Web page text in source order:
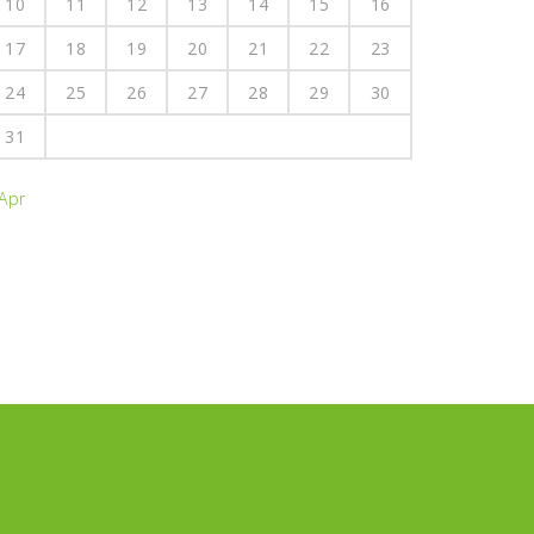
17
18 19 20 21 22
23
24
25 26 27 28 29
30
31